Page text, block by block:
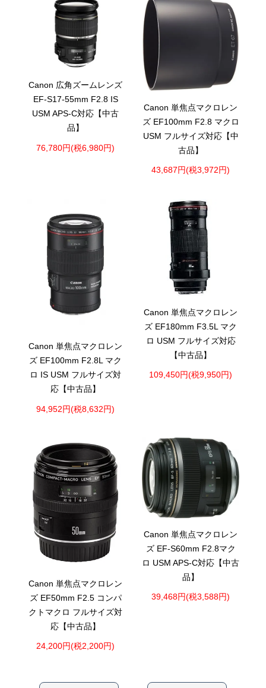
Canon 広角ズームレンズ
EF-S17-55mm F2.8 IS
USM APS-C対応【中古
品】
76,780円(税6,980円)
Canon 単焦点マクロレン
ズ EF100mm F2.8 マクロ
USM フルサイズ対応【中
古品】
43,687円(税3,972円)
Canon 単焦点マクロレン
ズ EF100mm F2.8L マク
ロ IS USM フルサイズ対
応【中古品】
94,952円(税8,632円)
Canon 単焦点マクロレン
ズ EF180mm F3.5L マク
ロ USM フルサイズ対応
【中古品】
109,450円(税9,950円)
Canon 単焦点マクロレン
ズ EF50mm F2.5 コンパ
クトマクロ フルサイズ対
応【中古品】
24,200円(税2,200円)
Canon 単焦点マクロレン
ズ EF-S60mm F2.8マク
ロ USM APS-C対応【中古
品】
39,468円(税3,588円)